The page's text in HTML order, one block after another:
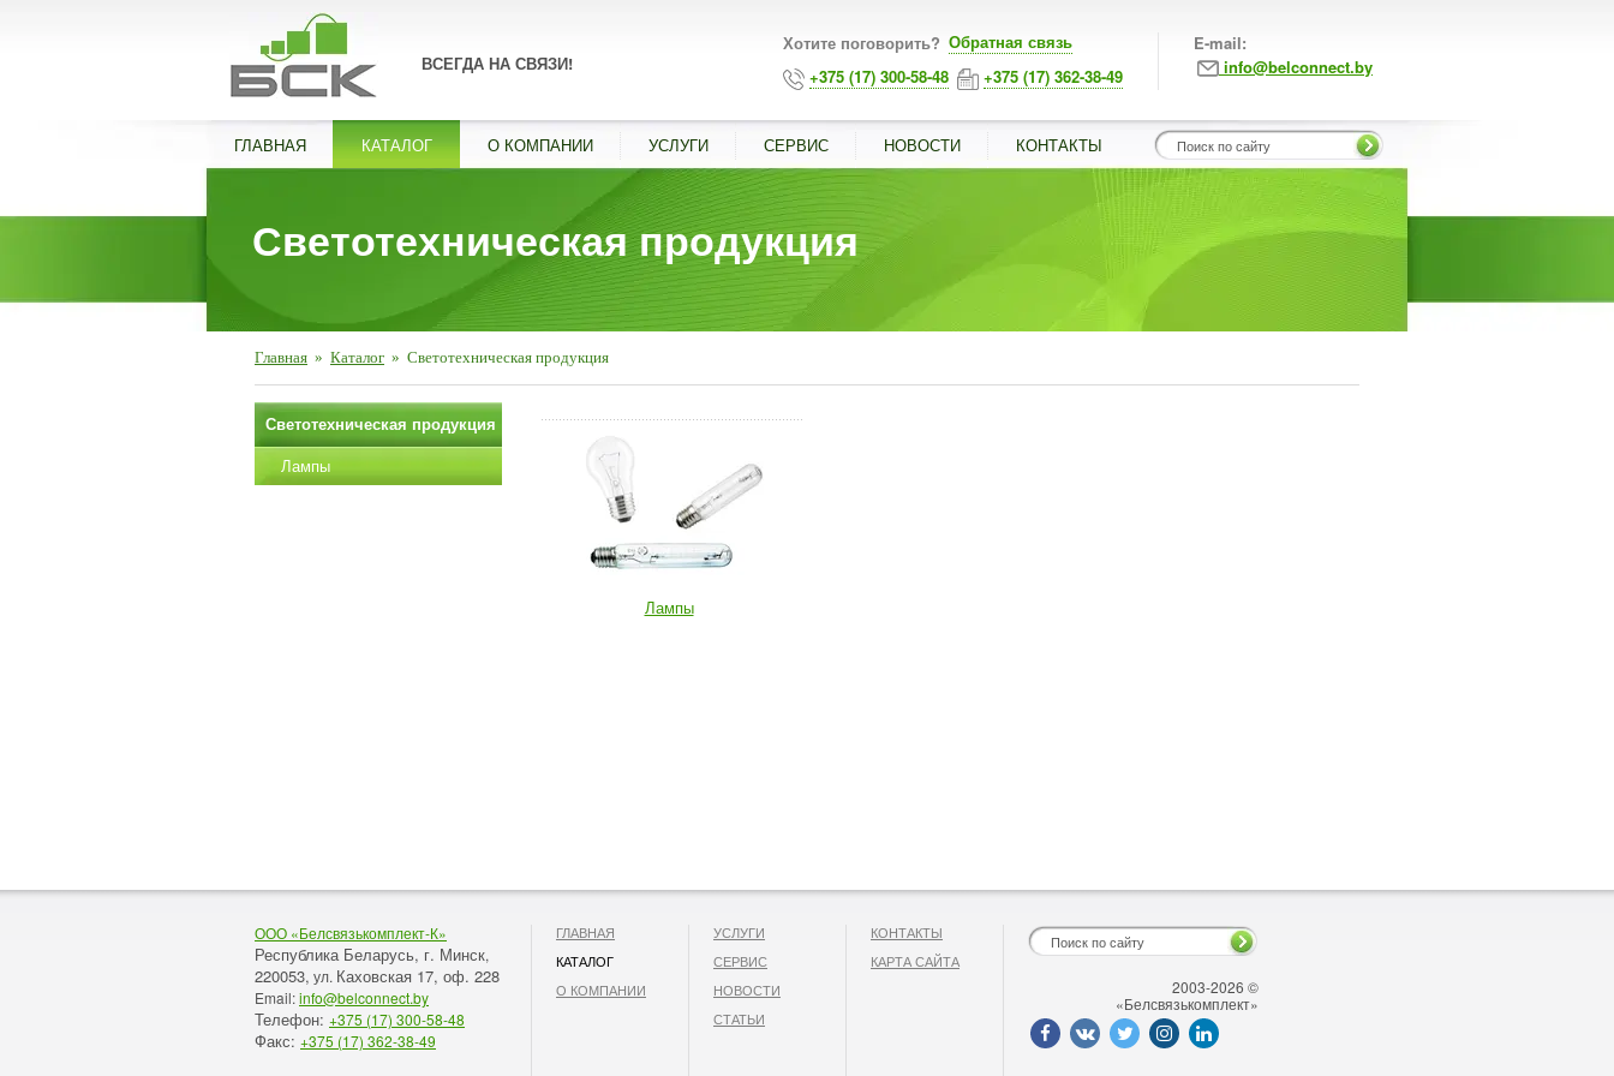
ВСЕГДА НА СВЯЗИ!
Хотите поговорить? Обратная связь
+375 (17) 300-58-48
+375 (17) 362-38-49
E-mail:
info@belconnect.by
ГЛАВНАЯ КАТАЛОГ О КОМПАНИИ УСЛУГИ СЕРВИС НОВОСТИ КОНТАКТЫ
Светотехническая продукция
Главная » Каталог » Светотехническая продукция
Лампы
Светотехническая продукция
Лампы
ООО «Белсвязькомплект-К»
Республика Беларусь, г. Минск,
220053, ул. Каховская 17, оф. 228
Email:info@belconnect.by
Телефон: +375 (17) 300-58-48
Факс: +375 (17) 362-38-49
ГЛАВНАЯ
КАТАЛОГ
О КОМПАНИИ
УСЛУГИ
СЕРВИС
НОВОСТИ
СТАТЬИ
КОНТАКТЫ
КАРТА САЙТА
2003-2026 ©
«Белсвязькомплект»